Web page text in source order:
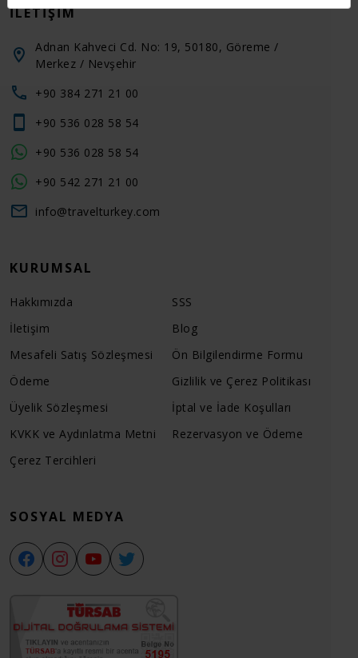
İLETIŞIM
Adnan Kahveci Cd. No: 19, 50180, Göreme /
Merkez / Nevşehir
+90 384 271 21 00
+90 536 028 58 54
+90 536 028 58 54
+90 542 271 21 00
info@travelturkey.com
KURUMSAL
Hakkımızda
SSS
İletişim
Blog
Mesafeli Satış Sözleşmesi
Ön Bilgilendirme Formu
Ödeme
Gizlilik ve Çerez Politikası
Üyelik Sözleşmesi
İptal ve İade Koşulları
KVKK ve Aydınlatma Metni
Rezervasyon ve Ödeme
Çerez Tercihleri
SOSYAL MEDYA